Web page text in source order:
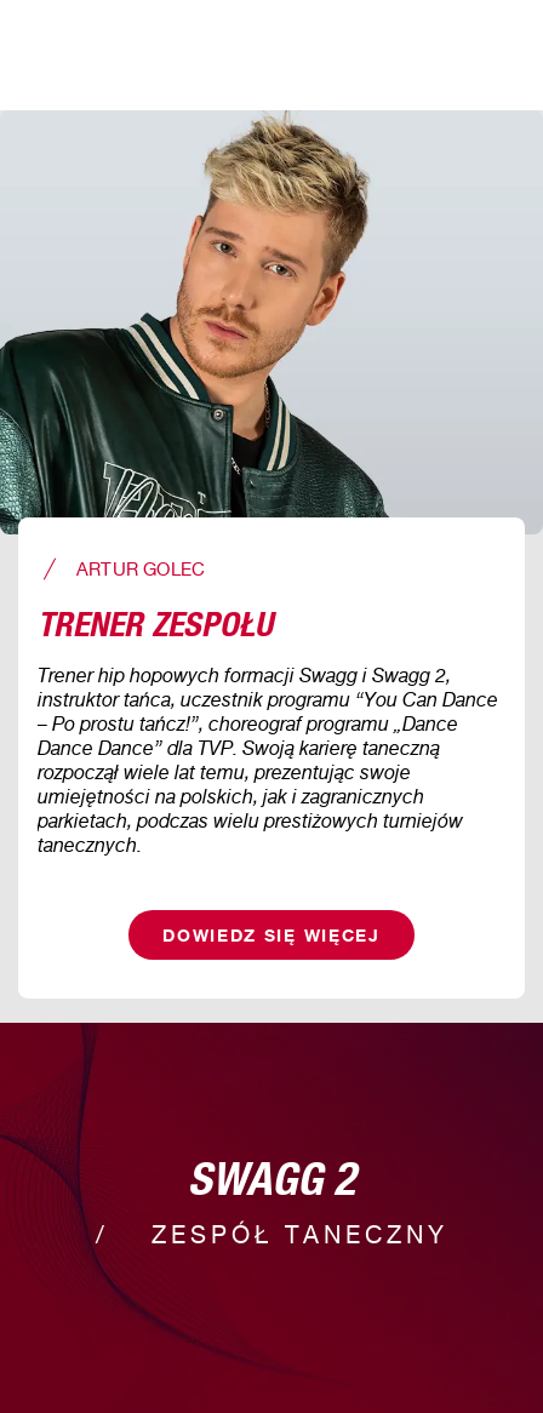
ARTUR GOLEC
TRENER ZESPOŁU
Trener hip hopowych formacji Swagg i Swagg 2,
instruktor tańca, uczestnik programu “You Can Dance
– Po prostu tańcz!”, choreograf programu „Dance
Dance Dance” dla TVP. Swoją karierę taneczną
rozpoczął wiele lat temu, prezentując swoje
umiejętności na polskich, jak i zagranicznych
parkietach, podczas wielu prestiżowych turniejów
tanecznych.
DOWIEDZ SIĘ WIĘCEJ
SWAGG 2
ZESPÓŁ TANECZNY